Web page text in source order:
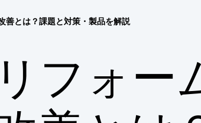
善とは？課題と対策・製品を解説
フォー